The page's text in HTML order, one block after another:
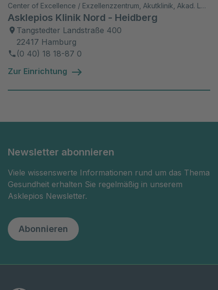
Center of Excellence / Exzellenzzentrum, Akutklinik, Akad. Lehrkrankenhaus, Wiss. Aktivitäten
Asklepios Klinik Nord - Heidberg
Tangstedter Landstraße 400
22417 Hamburg
(0 40) 18 18-87 0
Zur Einrichtung
Newsletter abonnieren
Viele wissenswerte Informationen rund um das Thema
Gesundheit erhalten Sie regelmäßig in unserem
Asklepios Newsletter.
Abonnieren